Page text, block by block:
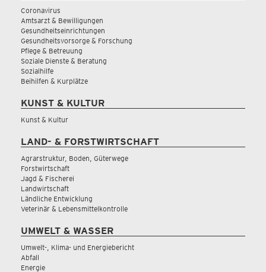
Coronavirus
Amtsarzt & Bewilligungen
Gesundheitseinrichtungen
Gesundheitsvorsorge & Forschung
Pflege & Betreuung
Soziale Dienste & Beratung
Sozialhilfe
Beihilfen & Kurplätze
KUNST & KULTUR
Kunst & Kultur
LAND- & FORSTWIRTSCHAFT
Agrarstruktur, Boden, Güterwege
Forstwirtschaft
Jagd & Fischerei
Landwirtschaft
Ländliche Entwicklung
Veterinär & Lebensmittelkontrolle
UMWELT & WASSER
Umwelt-, Klima- und Energiebericht
Abfall
Energie